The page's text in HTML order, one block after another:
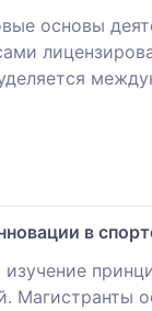
основы
в
Магистранты